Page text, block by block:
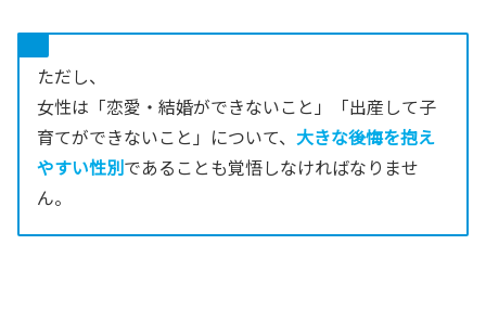
ただし、
女性は「恋愛・結婚ができないこと」「出産して子
育てができないこと」について、 大きな後悔を抱え
やすい性別であることも覚悟しなければなりませ
ん。